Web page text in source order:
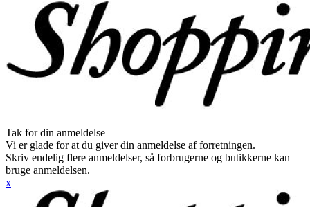
Tak for din anmeldelse
Vi er glade for at du giver din anmeldelse af forretningen.
Skriv endelig flere anmeldelser, så forbrugerne og butikkerne kan
bruge anmeldelsen.
x